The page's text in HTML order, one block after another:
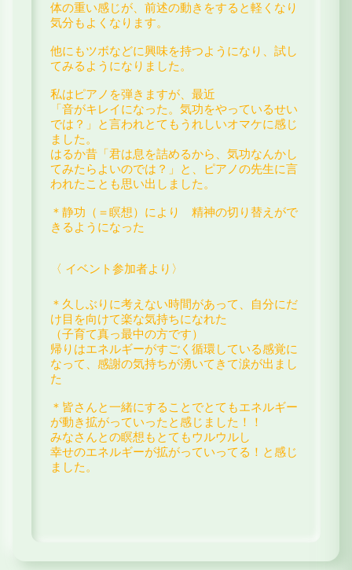
体の重い感じが、前述の動きをすると軽くなり
気分もよくなります。
他にもツボなどに興味を持つようになり、 試し
てみるようになりました。
私はピアノを弾きますが、最近
「音がキレイになった。気功をやっているせい
では？」と言われとてもうれしいオマケに感じ
ました。
はるか昔 「君は息を詰めるから、気功なんかし
てみたらよいのでは？」と、
ピアノの先生に言
われたことも思い出しました。
＊静功（＝瞑想）により 精神の切り替えがで
きるようになった
〈 イベント参加者より〉
＊久しぶりに考えない時間があって、
自分にだ
け目を向けて楽な気持ちになれた
（子育て真っ最中の方です）
帰りはエネルギーがすごく循環している感覚に
なって、 感謝の気持ちが湧いてきて涙が出まし
た
＊皆さんと一緒にすることでとてもエネルギー
が動き拡がっていったと感じました！！
みなさんとの瞑想もとてもウルウルし
幸せのエネルギーが拡がっていってる！と感じ
ました。